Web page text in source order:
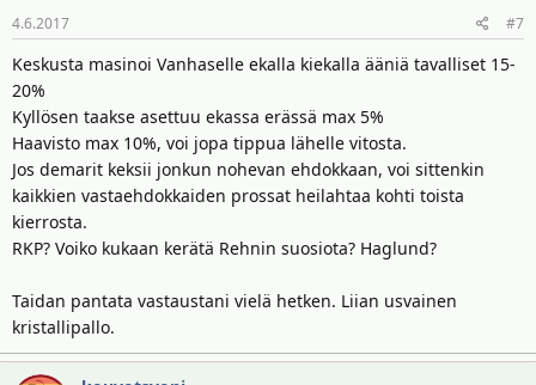
4.6.2017 #7
Keskusta masinoi Vanhaselle ekalla kiekalla ääniä tavalliset 15-
20%
Kyllösen taakse asettuu ekassa erässä max 5%
Haavisto max 10%, voi jopa tippua lähelle vitosta.
Jos demarit keksii jonkun nohevan ehdokkaan, voi sittenkin
kaikkien vastaehdokkaiden prossat heilahtaa kohti toista
kierrosta.
RKP? Voiko kukaan kerätä Rehnin suosiota? Haglund?
Taidan pantata vastaustani vielä hetken. Liian usvainen
kristallipallo.